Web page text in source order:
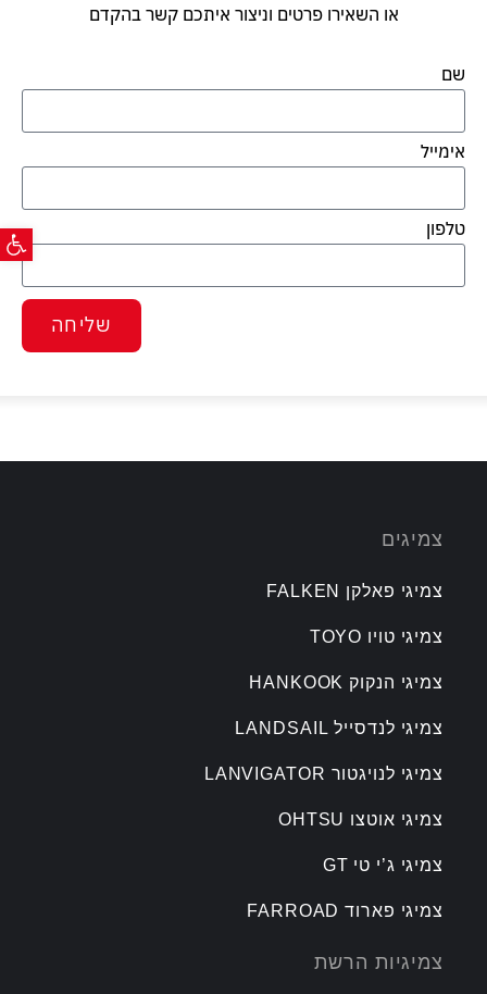
פתח
או השאירו פרטים וניצור איתכם קשר בהקדם
שם
אימייל
טלפון
שליחה
צמיגים
צמיגי פאלקן FALKEN
צמיגי טויו TOYO
צמיגי הנקוק HANKOOK
צמיגי לנדסייל LANDSAIL
צמיגי לנויגטור LANVIGATOR
צמיגי אוטצו OHTSU
צמיגי ג’י טי GT
צמיגי פארוד FARROAD
צמיגיות הרשת